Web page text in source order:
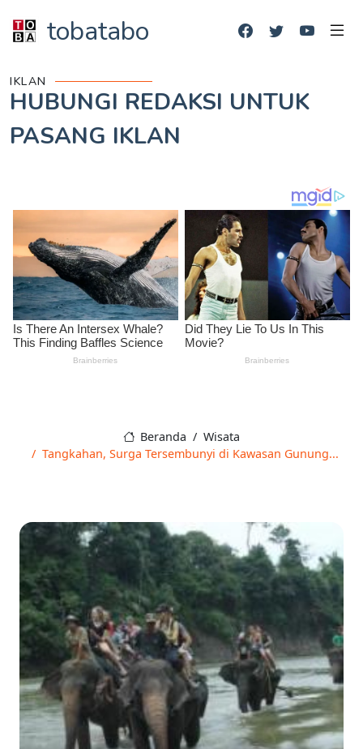
tobatabo
IKLAN
HUBUNGI REDAKSI UNTUK
PASANG IKLAN
Beranda
Wisata
Tangkahan, Surga Tersembunyi di Kawasan Gunung...